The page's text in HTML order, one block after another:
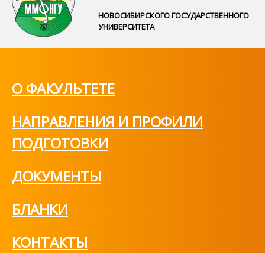
НОВОСИБИРСКОГО ГОСУДАРСТВЕННОГО
УНИВЕРСИТЕТА
О ФАКУЛЬТЕТЕ
НАПРАВЛЕНИЯ И ПРОФИЛИ
ПОДГОТОВКИ
ДОКУМЕНТЫ
БЛАНКИ
КОНТАКТЫ